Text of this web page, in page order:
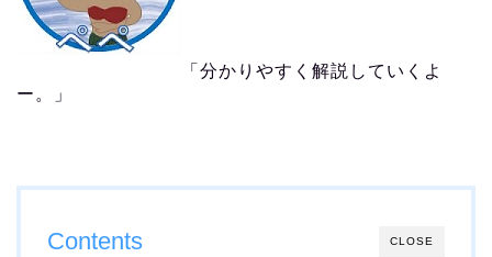
「分かりやすく解説していくよ
ー。」
CLOSE
Contents